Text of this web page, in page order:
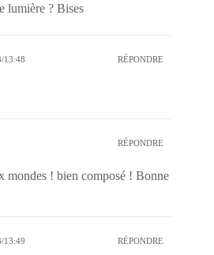
lumière ? Bises
13:48 RÉPONDRE
RÉPONDRE
mondes ! bien composé ! Bonne
13:49 RÉPONDRE